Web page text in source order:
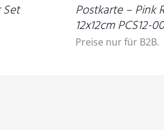
Postkarte – Pink
12x12cm PCS12-
Preise nur für B2B.